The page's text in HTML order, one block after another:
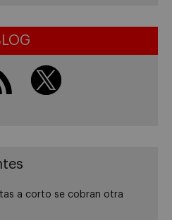
a corto se cobran otra